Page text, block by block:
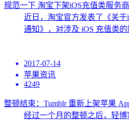
规范一下 淘宝下架iOS充值类服务
近日，淘宝官方发表了《关
通知》，对涉及 iOS 充值类的
2017-07-14
苹果资讯
4249
整顿结束：Tumblr 重新上架苹果
经过一个月的整顿之后，轻